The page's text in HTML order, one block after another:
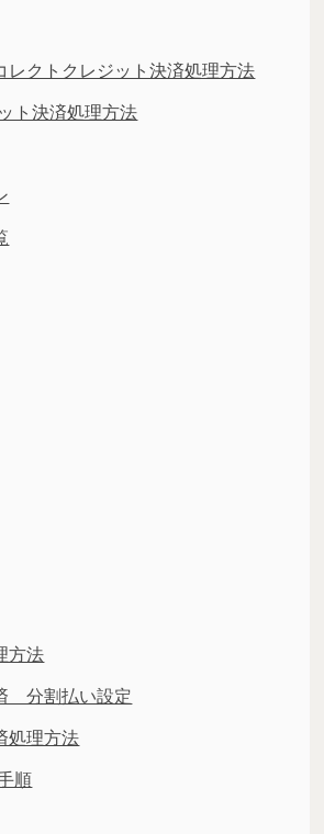
レクトクレジット決済処理方法
ト決済処理方法
方法
分割払い設定
処理方法
順